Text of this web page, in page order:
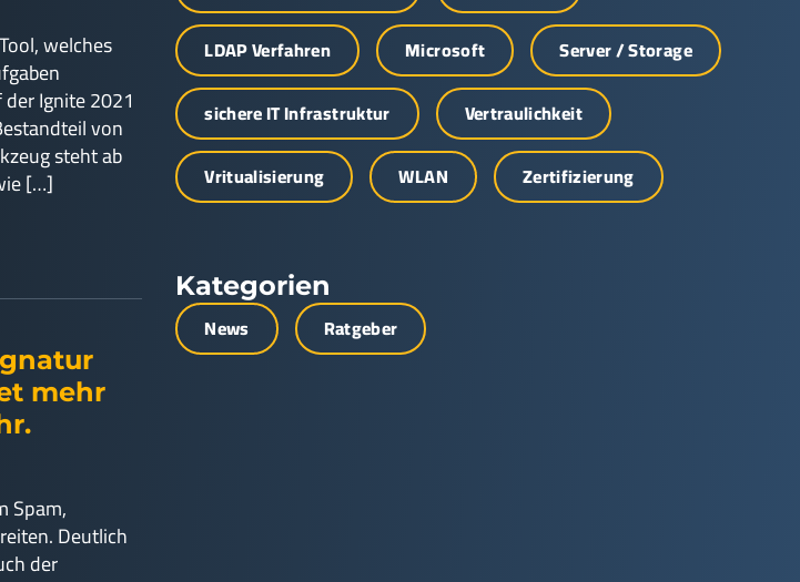
welches
Ignite 2021
von
steht ab
[…]
mehr
Spam,
Deutlich
der
LDAP Verfahren
Microsoft
Server / Storage
sichere IT Infrastruktur
Vertraulichkeit
Vritualisierung
WLAN Zertifizierung
Kategorien
News Ratgeber